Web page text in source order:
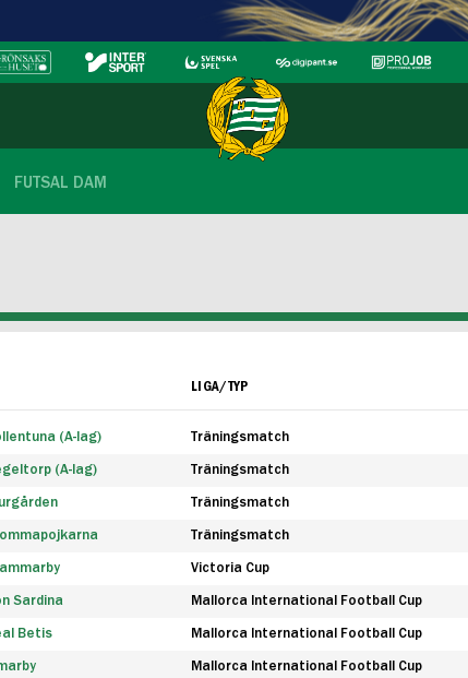
FUTSAL DAM
LIGA/TYP
(A-lag) Träningsmatch
(A-lag) Träningsmatch
Träningsmatch
Träningsmatch
Victoria Cup
Sardina Mallorca International Football Cup
Betis Mallorca International Football Cup
Mallorca International Football Cup